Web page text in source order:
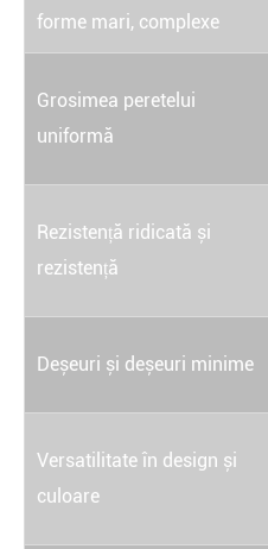
forme mari, complexe
Grosimea peretelui
uniformă
Rezistență ridicată și
rezistență
Deșeuri și deșeuri minime
Versatilitate în design și
culoare